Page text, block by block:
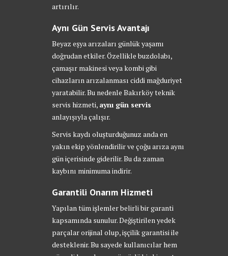
artırılır.
Aynı Gün Servis Avantajı
Beyaz eşya arızaları günlük yaşamı
doğrudan etkiler. Özellikle buzdolabı,
çamaşır makinesi veya kombi gibi
cihazların arızalanması ciddi mağduriyet
yaratabilir. Bu nedenle Bakırköy teknik
servis hizmeti, aynı gün servis
anlayışıyla çalışır.
Servis kaydı oluşturduğunuz anda en
yakın ekip yönlendirilir ve çoğu arıza aynı
gün içerisinde giderilir. Bu da zaman
kaybını minimuma indirir.
Garantili Onarım Hizmeti
Yapılan tüm işlemler belirli bir garanti
kapsamında sunulur. Değiştirilen yedek
parçalar orijinal olup, işçilik garantisi ile
desteklenir. Bu sayede kullanıcılar hem